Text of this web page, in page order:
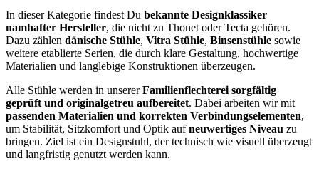
In dieser Kategorie findest Du bekannte Designklassiker
namhafter Hersteller, die nicht zu Thonet oder Tecta gehören.
Dazu zählen dänische Stühle, Vitra Stühle, Binsenstühle sowie
weitere etablierte Serien, die durch klare Gestaltung, hochwertige
Materialien und langlebige Konstruktionen überzeugen.
Alle Stühle werden in unsererFamilienflechterei sorgfältig
geprüft und originalgetreu aufbereitet. Dabei arbeiten wir mit
passenden Materialien und korrekten Verbindungselementen,
um Stabilität, Sitzkomfort und Optik aufneuwertiges Niveau zu
bringen. Ziel ist ein Designstuhl, der technisch wie visuell überzeugt
und langfristig genutzt werden kann.